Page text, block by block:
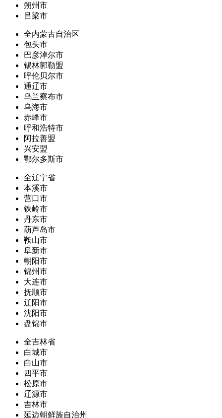
朔州市
吕梁市
全内蒙古自治区
包头市
巴彦淖尔市
锡林郭勒盟
呼伦贝尔市
通辽市
乌兰察布市
乌海市
赤峰市
呼和浩特市
阿拉善盟
兴安盟
鄂尔多斯市
全辽宁省
本溪市
营口市
铁岭市
丹东市
葫芦岛市
鞍山市
阜新市
朝阳市
锦州市
大连市
抚顺市
辽阳市
沈阳市
盘锦市
全吉林省
白城市
白山市
四平市
松原市
辽源市
吉林市
延边朝鲜族自治州